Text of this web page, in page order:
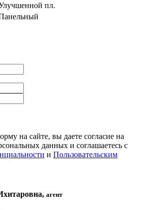
пл.
на сайте, вы даете согласие на
данных и соглашаетесь с
и Пользовательским
агент